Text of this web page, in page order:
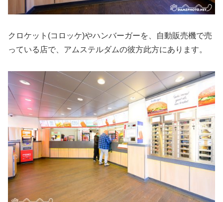
クロケット(コロッケ)やハンバーガーを、自動販売機で売
っている店で、アムステルダムの彼方此方にあります。